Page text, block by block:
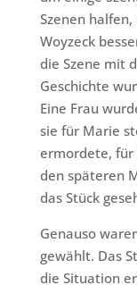
Szenen
Woyzeck
die Szene mit
Geschichte
Eine Frau
sie für Marie
ermordete, für
den späteren
das Stück
Genauso
gewählt. Das
die Situation